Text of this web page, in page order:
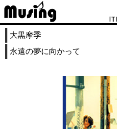
大黒摩季
永遠の夢に向かって